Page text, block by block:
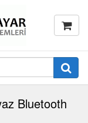
Bluetooth